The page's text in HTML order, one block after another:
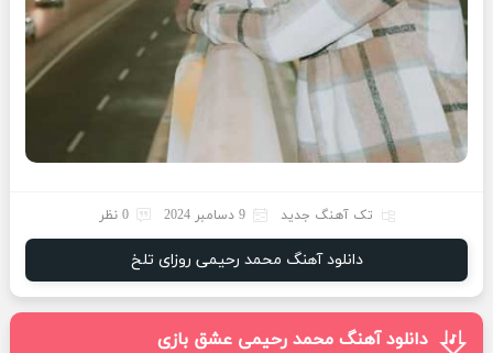
تک آهنگ جدید 9 دسامبر 2024 0 نظر
دانلود آهنگ محمد رحیمی روزای تلخ
دانلود آهنگ محمد رحیمی عشق بازی